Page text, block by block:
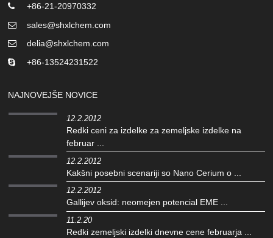
+86-21-20970332
sales@shxlchem.com
delia@shxlchem.com
+86-13524231522
NAJNOVEJŠE NOVICE
12.2.2012
Redki ceni za izdelke za zemeljske izdelke na
februar ...
12.2.2012
Kakšni posebni scenariji so Nano Cerium o ...
12.2.2012
Gallijev oksid: neomejen potencial EME ...
11.2.20
Redki zemeljski izdelki dnevne cene februarja ...